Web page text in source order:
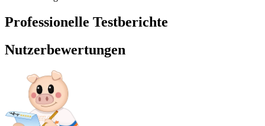
Professionelle Testberichte
Nutzerbewertungen